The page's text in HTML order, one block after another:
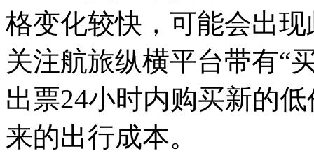
格变化较快，可能会出
关注航旅纵横平台带有“
出票24小时内购买新的
来的出行成本。